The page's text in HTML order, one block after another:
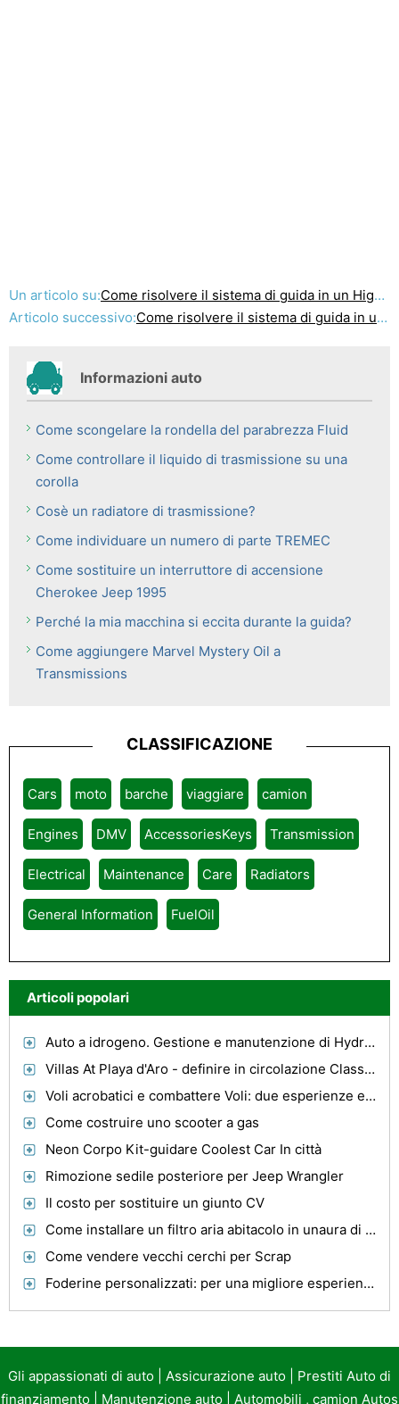
Un articolo su:Come risolvere il sistema di guida in un Highlander Toyota
Articolo successivo:Come risolvere il sistema di guida in una Honda CR-V
Informazioni auto
Come scongelare la rondella del parabrezza Fluid
Come controllare il liquido di trasmissione su una
corolla
Cosè un radiatore di trasmissione?
Come individuare un numero di parte TREMEC
Come sostituire un interruttore di accensione
Cherokee Jeep 1995
Perché la mia macchina si eccita durante la guida?
Come aggiungere Marvel Mystery Oil a
Transmissions
CLASSIFICAZIONE
Cars moto barche viaggiare camion
Engines DMV AccessoriesKeys Transmission
Electrical Maintenance Care Radiators
General Information FuelOil
Articoli popolari
Auto a idrogeno. Gestione e manutenzione di Hydrogen Fuel Auto
Villas At Playa d'Aro - definire in circolazione Classe Alloggio Alta e il modo esotico di Vita
Voli acrobatici e combattere Voli: due esperienze emozionanti Western Australian Città Perth
Come costruire uno scooter a gas
Neon Corpo Kit-guidare Coolest Car In città
Rimozione sedile posteriore per Jeep Wrangler
Il costo per sostituire un giunto CV
Come installare un filtro aria abitacolo in unaura di Saturno
Come vendere vecchi cerchi per Scrap
Foderine personalizzati: per una migliore esperienza di guida
Gli appassionati di auto Assicurazione auto
Prestiti Auto di
finanziamento
Manutenzione auto Automobili , camion Autos